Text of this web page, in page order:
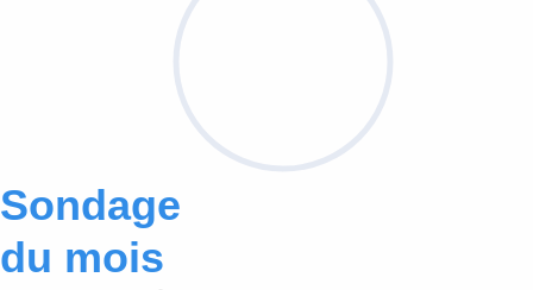
Sondage
du mois